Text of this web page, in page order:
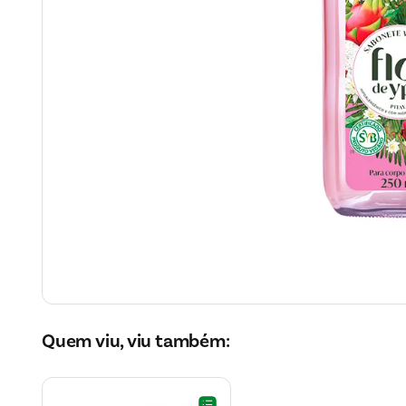
Quem viu, viu também: